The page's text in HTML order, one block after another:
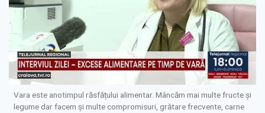
Vara este anotimpul răsfățului alimentar. Mâncăm mai multe fructe și
legume dar facem și multe compromisuri, grătare frecvente, carne